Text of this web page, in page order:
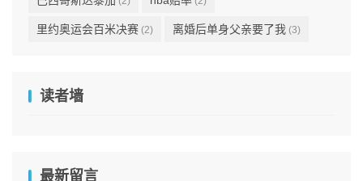
里约奥运会百米决赛 (2) 离婚后单身父亲要了我 (3)
读者墙
最新留言